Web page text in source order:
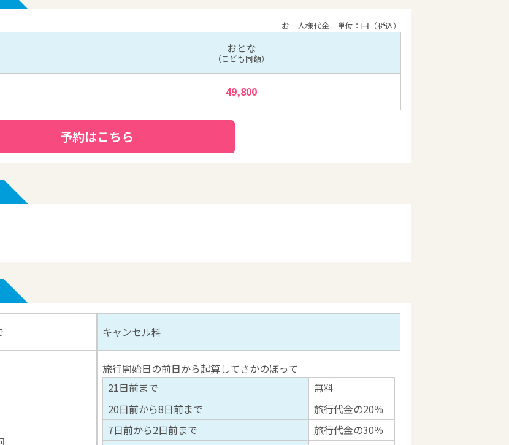
お一人様代金 単位：円（税込）
おとな
（こども同額）
49,800
予約はこちら
キャンセル料
旅行開始日の前日から起算してさかのぼって
21日前まで
無料
20日前から8日前まで
旅行代金の20％
7日前から2日前まで
旅行代金の30％